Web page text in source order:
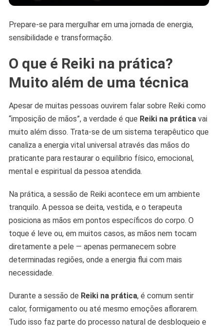
Prepare-se para mergulhar em uma jornada de energia,
sensibilidade e transformação.
O que é Reiki na prática?
Muito além de uma técnica
Apesar de muitas pessoas ouvirem falar sobre Reiki como
“imposição de mãos”, a verdade é que Reiki na práticavai
muito além disso. Trata-se de um sistema terapêutico que
canaliza a energia vital universal através das mãos do
praticante para restaurar o equilíbrio físico, emocional,
mental e espiritual da pessoa atendida.
Na prática, a sessão de Reiki acontece em um ambiente
tranquilo. A pessoa se deita, vestida, e o terapeuta
posiciona as mãos em pontos específicos do corpo. O
toque é leve ou, em muitos casos, as mãos nem tocam
diretamente a pele — apenas permanecem sobre
determinadas regiões, onde a energia flui com mais
necessidade.
Durante a sessão de Reiki na prática, é comum sentir
calor, formigamento ou até mesmo emoções aflorarem.
Tudo isso faz parte do processo natural de desbloqueio e